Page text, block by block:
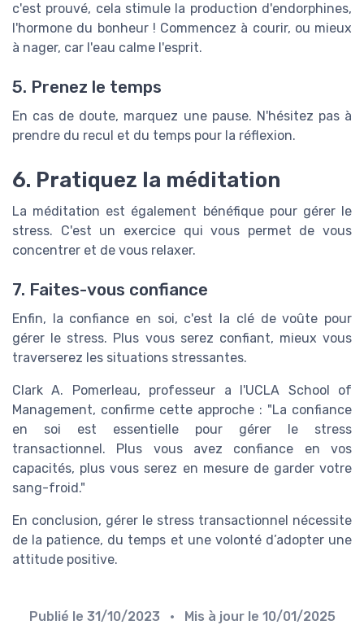
c'est prouvé, cela stimule la production d'endorphines,
l'hormone du bonheur ! Commencez à courir, ou mieux
à nager, car l'eau calme l'esprit.
5. Prenez le temps
En cas de doute, marquez une pause. N'hésitez pas à
prendre du recul et du temps pour la réflexion.
6. Pratiquez la méditation
La méditation est également bénéfique pour gérer le
stress. C'est un exercice qui vous permet de vous
concentrer et de vous relaxer.
7. Faites-vous confiance
Enfin, la confiance en soi, c'est la clé de voûte pour
gérer le stress. Plus vous serez confiant, mieux vous
traverserez les situations stressantes.
Clark A. Pomerleau, professeur a l'UCLA School of
Management, confirme cette approche : "La confiance
en soi est essentielle pour gérer le stress
transactionnel. Plus vous avez confiance en vos
capacités, plus vous serez en mesure de garder votre
sang-froid."
En conclusion, gérer le stress transactionnel nécessite
de la patience, du temps et une volonté d’adopter une
attitude positive.
Publié le 31/10/2023 • Mis à jour le 10/01/2025